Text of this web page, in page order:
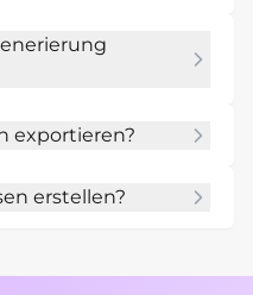
hochladen.
exportieren?
PDF.
erstellen?